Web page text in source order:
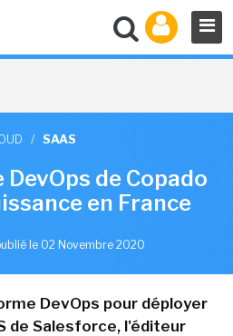
/ SAAS
de Copado
en France
le 02 Novembre 2020
DevOps pour déployer
de Salesforce, l'éditeur